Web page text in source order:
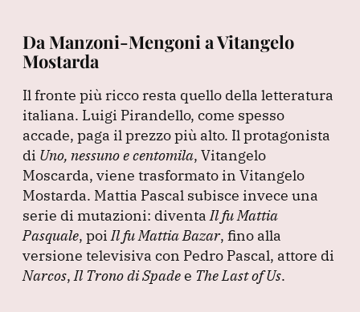
Da Manzoni-Mengoni a Vitangelo
Mostarda
Il fronte più ricco resta quello della letteratura
italiana. Luigi Pirandello, come spesso
accade, paga il prezzo più alto. Il protagonista
di Uno, nessuno e centomila, Vitangelo
Moscarda, viene trasformato in Vitangelo
Mostarda. Mattia Pascal subisce invece una
serie di mutazioni: diventa Il fu Mattia
Pasquale, poi Il fu Mattia Bazar, fino alla
versione televisiva con Pedro Pascal, attore di
Narcos, Il Trono di Spadee The Last of Us.